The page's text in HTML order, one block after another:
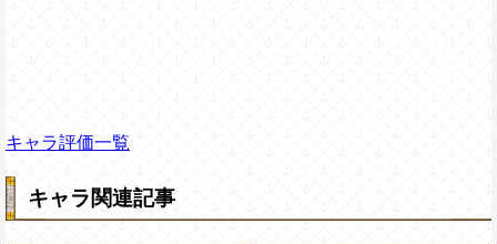
キャラ評価一覧
キャラ関連記事